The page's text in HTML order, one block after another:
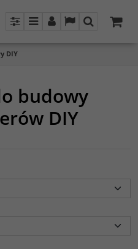
PanelMenuPanel LangSzukaj
DIY
budowy
DIY